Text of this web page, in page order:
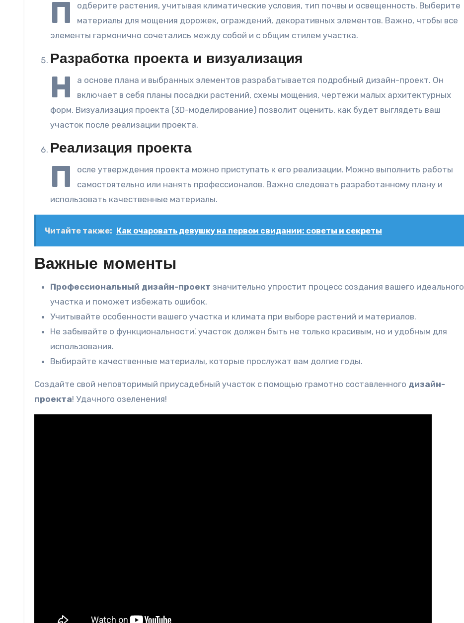
П
одберите растения, учитывая климатические условия, тип почвы и освещенность. Выберите
материалы для мощения дорожек, ограждений, декоративных элементов. Важно, чтобы все
элементы гармонично сочетались между собой и с общим стилем участка.
Разработка проекта и визуализация
Н
а основе плана и выбранных элементов разрабатывается подробный дизайн-проект. Он
включает в себя планы посадки растений, схемы мощения, чертежи малых архитектурных
форм. Визуализация проекта (3D-моделирование) позволит оценить, как будет выглядеть ваш
участок после реализации проекта.
Реализация проекта
П
осле утверждения проекта можно приступать к его реализации. Можно выполнить работы
самостоятельно или нанять профессионалов. Важно следовать разработанному плану и
использовать качественные материалы.
Читайте также: Как очаровать девушку на первом свидании: советы и секреты
Важные моменты
Профессиональный дизайн-проект значительно упростит процесс создания вашего идеального
участка и поможет избежать ошибок.
Учитывайте особенности вашего участка и климата при выборе растений и материалов.
Не забывайте о функциональности⁚ участок должен быть не только красивым, но и удобным для
использования.
Выбирайте качественные материалы, которые прослужат вам долгие годы.
Создайте свой неповторимый приусадебный участок с помощью грамотно составленного дизайн-
проекта! Удачного озеленения!